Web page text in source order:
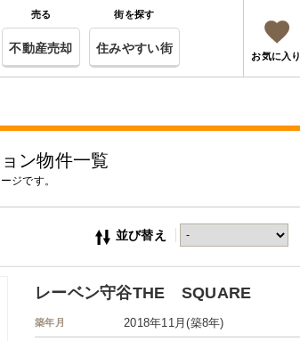
売る
不動産売却
街を探す
住みやすい街
お気に入り
ン物件一覧
ジです。
並び替え
レーベン守谷THE SQUARE
築年月 2018年11月(築8年)